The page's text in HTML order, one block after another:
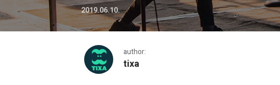
2019.06.10.
author:
tixa